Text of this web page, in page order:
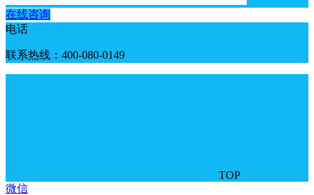
在线咨询
电话
联系热线：400-080-0149
TOP
微信